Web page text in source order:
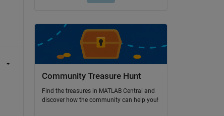
Community Treasure Hunt
Find the treasures in MATLAB Central and
discover how the community can help you!